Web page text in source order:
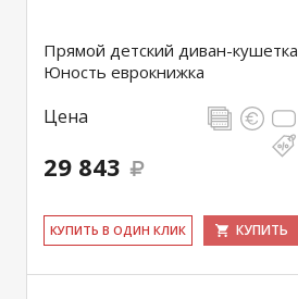
Прямой детский диван-кушетка
Юность еврокнижка
Цена
29 843
КУ­ПИТЬ В ОДИН КЛИК КУПИТЬ